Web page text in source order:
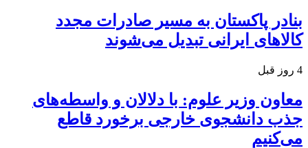
بنادر پاکستان به مسیر صادرات مجدد
کالاهای ایرانی تبدیل می‌شوند
4 روز قبل
معاون وزیر علوم: با دلالان و واسطه‌های
جذب دانشجوی خارجی برخورد قاطع
می‌کنیم